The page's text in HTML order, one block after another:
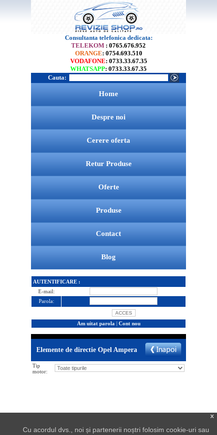
Consultanta telefonica dedicata:
TELEKOM : 0765.676.952
ORANGE: 0754.693.510
VODAFONE: 0733.33.67.35
WHATSAPP: 0733.33.67.35
Cauta:
Home
Despre noi
Cerere oferta
Retur Produse
Oferte
Produse
Contact
Blog
AUTENTIFICARE :
E-mail:
Parola:
Am uitat parola | Cont nou
Elemente de directie Opel Ampera
Tip
motor:
x
Cu acordul dvs., noi și partenerii noștri folosim cookie-uri sau